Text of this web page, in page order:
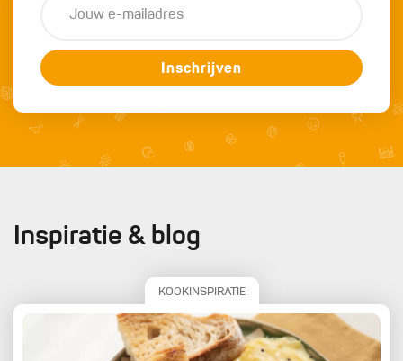
Inschrijven
Inspiratie & blog
KOOKINSPIRATIE